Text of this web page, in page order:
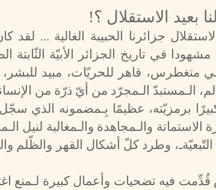
بعيد الاستقلال ؟!
جزائرنا الحبيبة الغالية ... لقد
في تاريخ الجزائر الأبيّة الثّابتة
متغطرس، قاهر للحريّات، مبيد
الـمستبدّ الـمجرّد من أيّ ذرّة من
برمزيّته، عظيمًا بِـمضمونه الذي
والـمجاهدة والـمغالبة لنيل
وطرد كلّ أشكال القهر والظّلم
فيه تضحيات وأعمال كبيرة لـمنع